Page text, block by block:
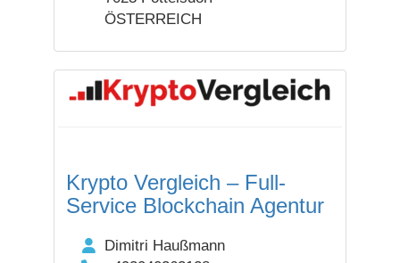
ÖSTERREICH
Krypto Vergleich – Full-
Service Blockchain Agentur
Dimitri Haußmann